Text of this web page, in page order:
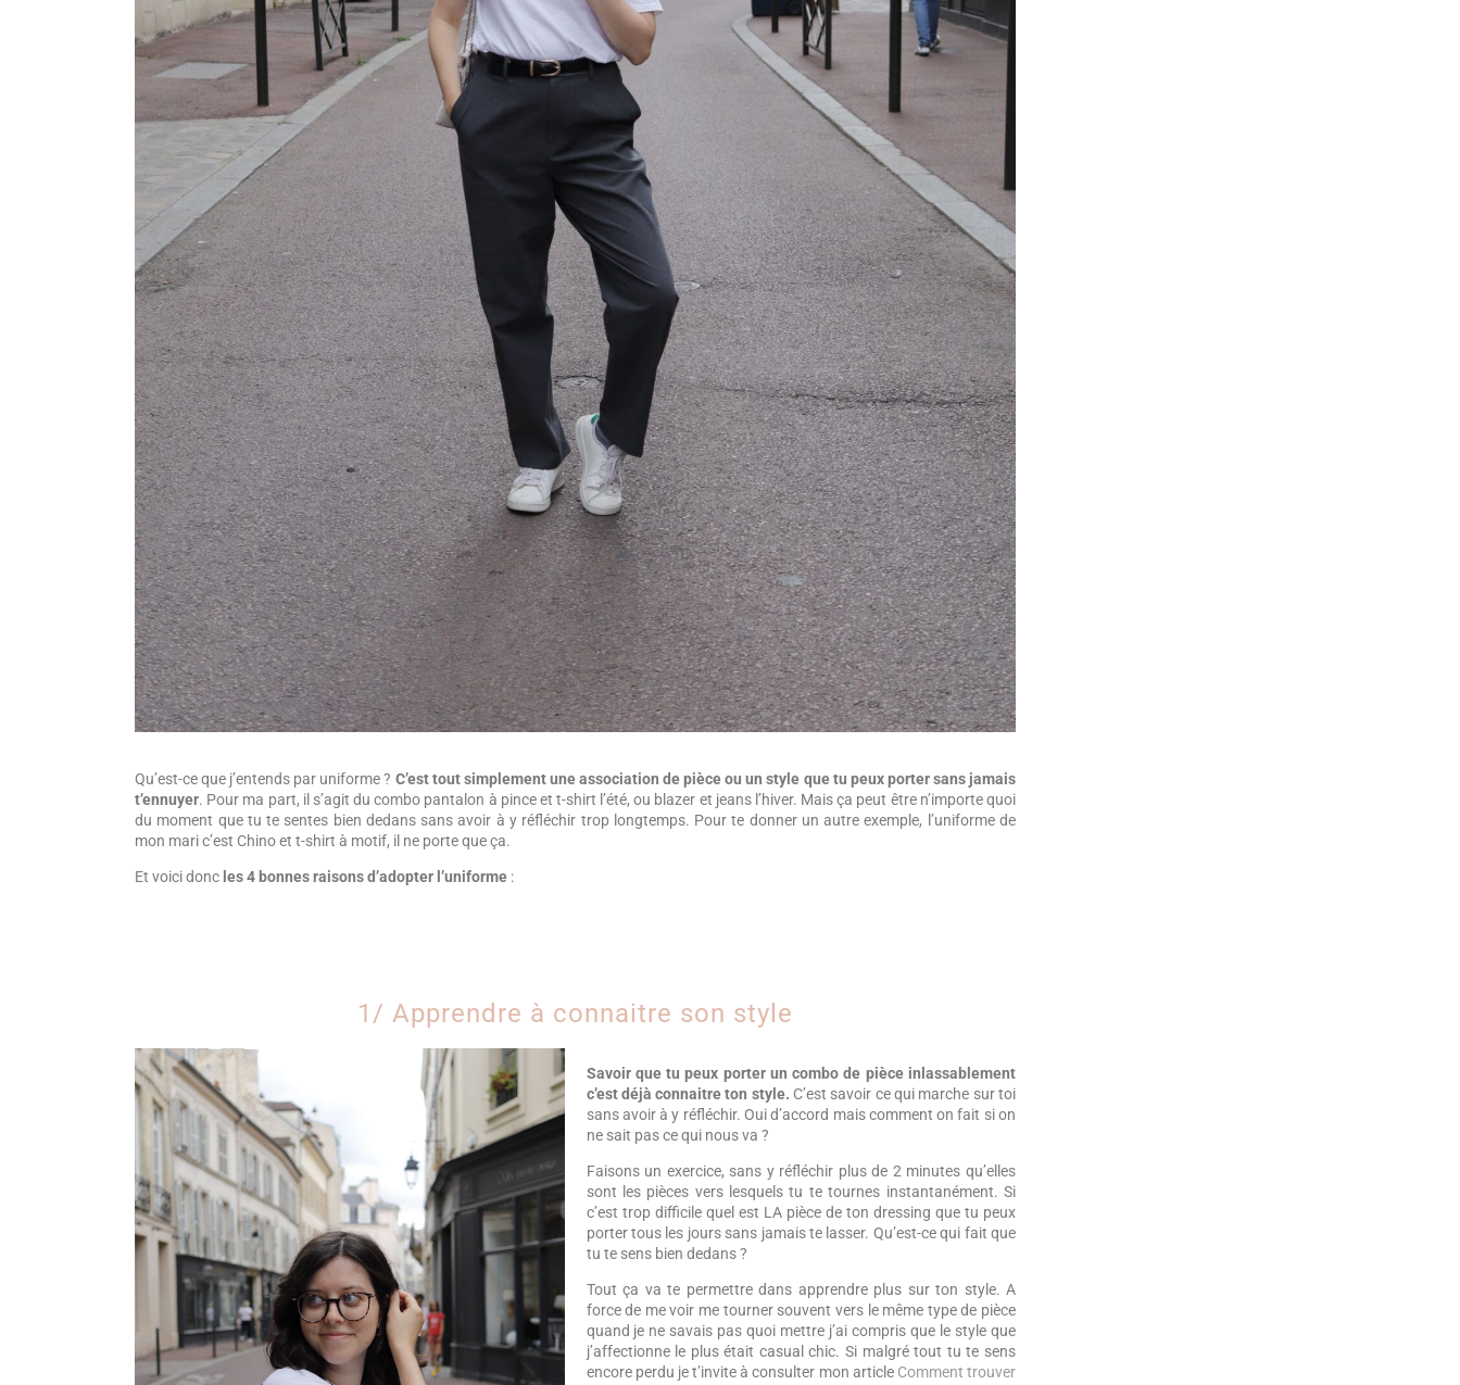
Qu’est-ce que j’entends par uniforme ? C’est tout simplement une association de pièce ou un style que tu peux porter sans jamais
t’ennuyer. Pour ma part, il s’agit du combo pantalon à pince et t-shirt l’été, ou blazer et jeans l’hiver. Mais ça peut être n’importe quoi
du moment que tu te sentes bien dedans sans avoir à y réfléchir trop longtemps. Pour te donner un autre exemple, l’uniforme de
mon mari c’est Chino et t-shirt à motif, il ne porte que ça.
Et voici donc les 4 bonnes raisons d’adopter l’uniforme :
1/ Apprendre à connaitre son style
Savoir que tu peux porter un combo de pièce inlassablement
c’est déjà connaitre ton style. C’est savoir ce qui marche sur toi
sans avoir à y réfléchir. Oui d’accord mais comment on fait si on
ne sait pas ce qui nous va ?
Faisons un exercice, sans y réfléchir plus de 2 minutes qu’elles
sont les pièces vers lesquels tu te tournes instantanément. Si
c’est trop difficile quel est LA pièce de ton dressing que tu peux
porter tous les jours sans jamais te lasser. Qu’est-ce qui fait que
tu te sens bien dedans ?
Tout ça va te permettre dans apprendre plus sur ton style. A
force de me voir me tourner souvent vers le même type de pièce
quand je ne savais pas quoi mettre j’ai compris que le style que
j’affectionne le plus était casual chic. Si malgré tout tu te sens
encore perdu je t’invite à consulter mon article Comment trouver